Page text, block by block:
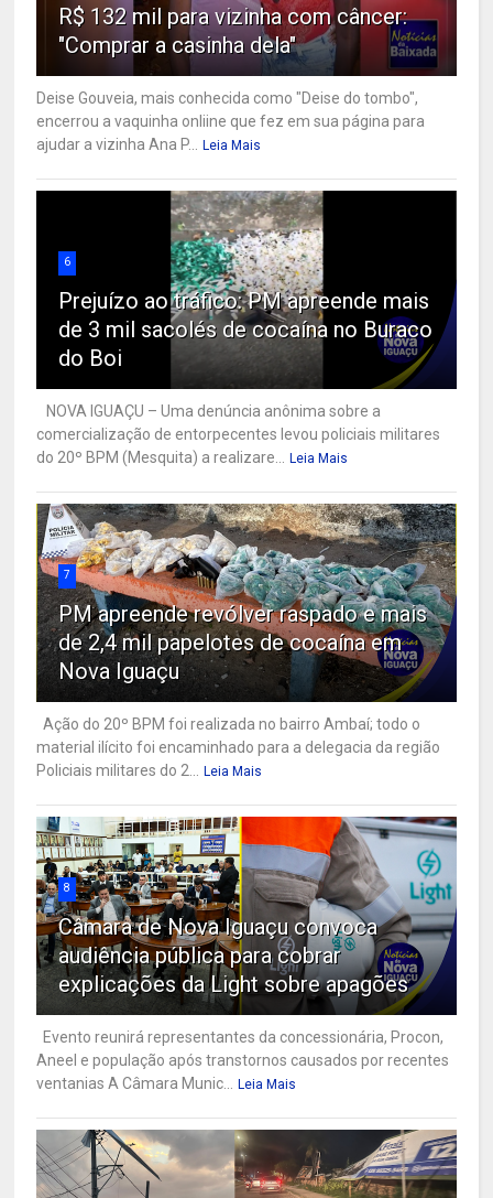
R$ 132 mil para vizinha com câncer:
"Comprar a casinha dela"
Deise Gouveia, mais conhecida como "Deise do tombo",
encerrou a vaquinha onliine que fez em sua página para
ajudar a vizinha Ana P... Leia Mais
6
Prejuízo ao tráfico: PM apreende mais
de 3 mil sacolés de cocaína no Buraco
do Boi
NOVA IGUAÇU – Uma denúncia anônima sobre a
comercialização de entorpecentes levou policiais militares
do 20º BPM (Mesquita) a realizare... Leia Mais
7
PM apreende revólver raspado e mais
de 2,4 mil papelotes de cocaína em
Nova Iguaçu
Ação do 20º BPM foi realizada no bairro Ambaí; todo o
material ilícito foi encaminhado para a delegacia da região
Policiais militares do 2... Leia Mais
8
Câmara de Nova Iguaçu convoca
audiência pública para cobrar
explicações da Light sobre apagões
Evento reunirá representantes da concessionária, Procon,
Aneel e população após transtornos causados por recentes
ventanias A Câmara Munic... Leia Mais